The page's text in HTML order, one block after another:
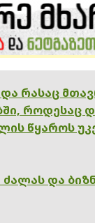
და რასაც
როდესაც
წყაროს
და